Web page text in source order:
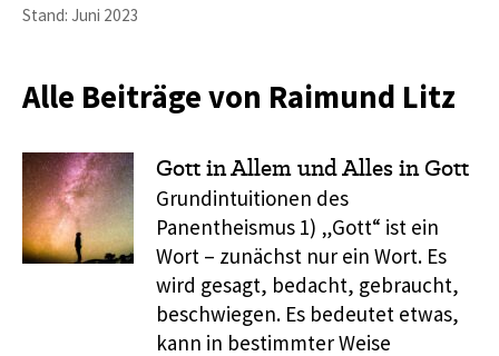
Stand: Juni 2023
Alle Beiträge von Raimund Litz
Gott in Allem und Alles in Gott
Grundintuitionen des
Panentheismus 1) „Gott“ ist ein
Wort – zunächst nur ein Wort. Es
wird gesagt, bedacht, gebraucht,
beschwiegen. Es bedeutet etwas,
kann in bestimmter Weise